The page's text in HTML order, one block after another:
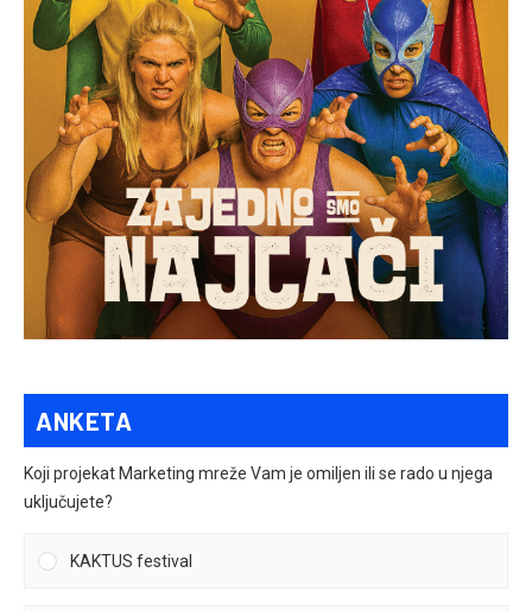
ANKETA
Koji projekat Marketing mreže Vam je omiljen ili se rado u njega
uključujete?
KAKTUS festival